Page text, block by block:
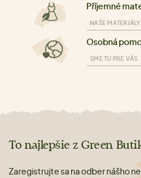
Příjemné
NAŠE MATERIÁLY
Osobná
SME TU PRE VÁS
To najlepšie z Green
Zaregistrujte sa na odber nášho